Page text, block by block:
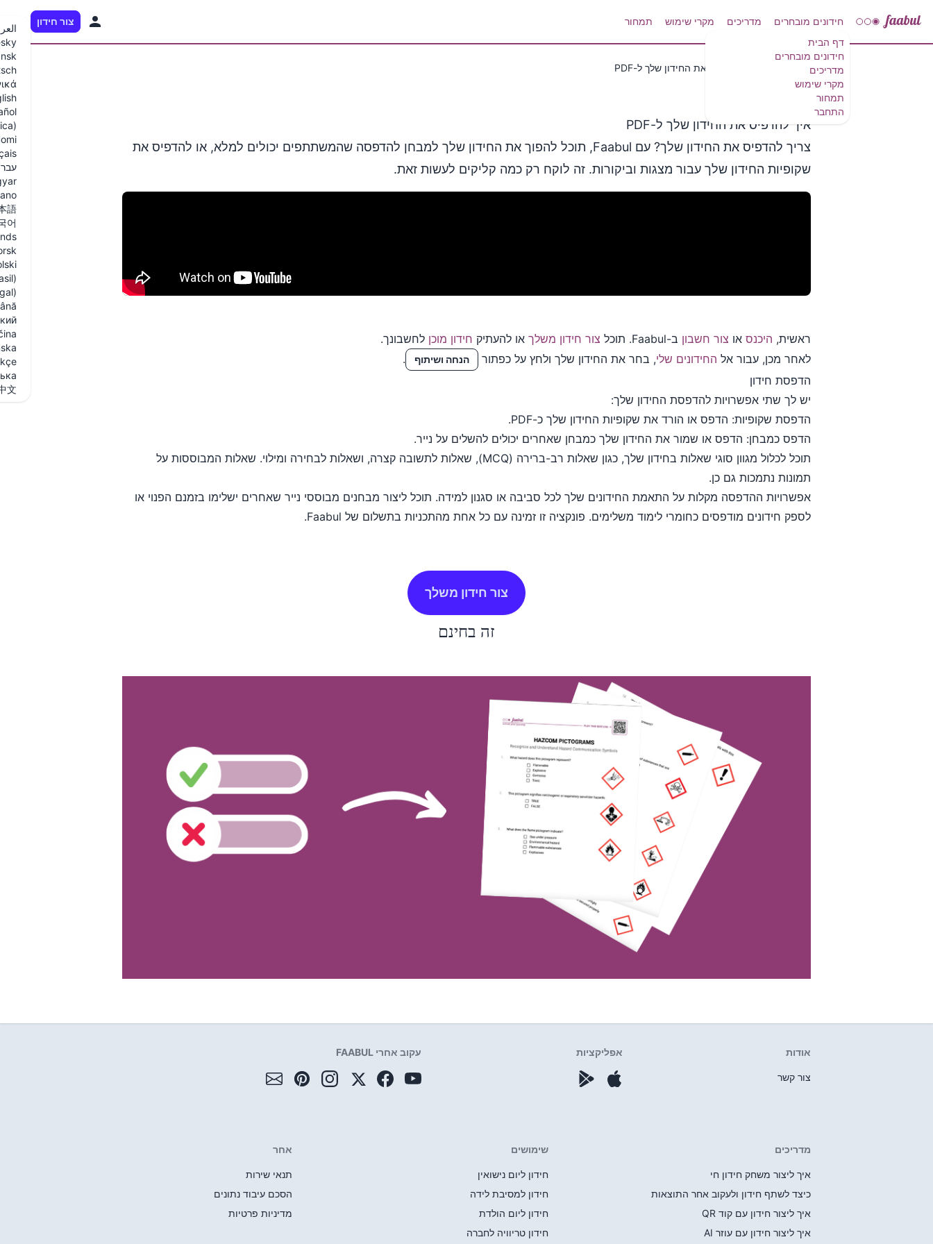
דף הבית
חידונים מובחרים
מדריכים
מקרי שימוש
תמחור
התחבר
חידונים מובחרים מדריכים מקרי שימוש תמחור צור חידון
語
어
文
מדריכים איך להדפיס את החידון שלך ל-PDF
איך להדפיס את החידון שלך ל-PDF
צריך להדפיס את החידון שלך? עם Faabul, תוכל להפוך את החידון שלך למבחן להדפסה שהמשתתפים יכולים למלא, או להדפיס את
שקופיות החידון שלך עבור מצגות וביקורות. זה לוקח רק כמה קליקים לעשות זאת.
ראשית, היכנס או צור חשבון ב-Faabul. תוכל צור חידון משלך או להעתיק חידון מוכן לחשבונך.
לאחר מכן, עבור אל החידונים שלי, בחר את החידון שלך ולחץ על כפתור הנחה ושיתוף
.
הדפסת חידון
יש לך שתי אפשרויות להדפסת החידון שלך:
הדפסת שקופיות: הדפס או הורד את שקופיות החידון שלך כ-PDF.
הדפס כמבחן: הדפס או שמור את החידון שלך כמבחן שאחרים יכולים להשלים על נייר.
תוכל לכלול מגוון סוגי שאלות בחידון שלך, כגון שאלות רב-ברירה (MCQ), שאלות לתשובה קצרה, ושאלות לבחירה ומילוי. שאלות המבוססות על
תמונות נתמכות גם כן.
אפשרויות ההדפסה מקלות על התאמת החידונים שלך לכל סביבה או סגנון למידה. תוכל ליצור מבחנים מבוססי נייר שאחרים ישלימו בזמנם הפנוי או
לספק חידונים מודפסים כחומרי לימוד משלימים. פונקציה זו זמינה עם כל אחת מהתכניות בתשלום של Faabul.
צור חידון משלך
זה בחינם
אודות
צור קשר
אפליקציות עקוב אחרי FAABUL
מדריכים
איך ליצור משחק חידון חי
כיצד לשתף חידון ולעקוב אחר התוצאות
איך ליצור חידון עם קוד QR
איך ליצור חידון עם עוזר AI
שימושים
חידון ליום נישואין
חידון למסיבת לידה
חידון ליום הולדת
חידון טריוויה לחברה
אחר
תנאי שירות
הסכם עיבוד נתונים
מדיניות פרטיות